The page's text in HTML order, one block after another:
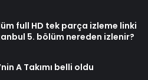
full HD tek parça izleme linki
5. bölüm nereden izlenir?
A Takımı belli oldu